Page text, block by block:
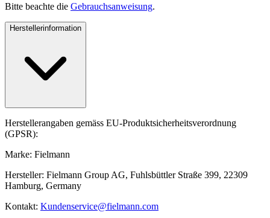
Bitte beachte die Gebrauchsanweisung.
Herstellerinformation
Herstellerangaben gemäss EU-Produktsicherheitsverordnung
(GPSR):
Marke: Fielmann
Hersteller: Fielmann Group AG, Fuhlsbüttler Straße 399, 22309
Hamburg, Germany
Kontakt: Kundenservice@fielmann.com